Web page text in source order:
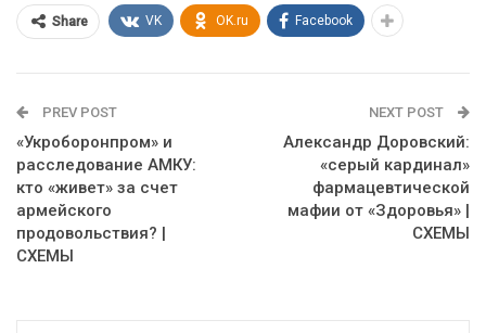
Share VK OK.ru Facebook
PREV POST
«Укроборонпром» и
расследование АМКУ:
кто «живет» за счет
армейского
продовольствия? |
СХЕМЫ
NEXT POST
Александр Доровский:
«серый кардинал»
фармацевтической
мафии от «Здоровья» |
СХЕМЫ